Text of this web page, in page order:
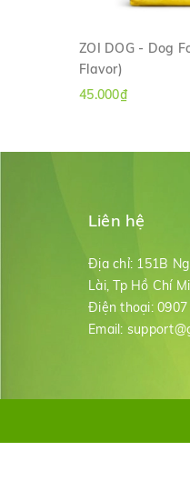
ZOI DOG - Dog
Flavor)
45.000₫
Liên hệ
Địa chỉ: 151B
Lài, Tp Hồ Chí
Điện thoại:
Email: